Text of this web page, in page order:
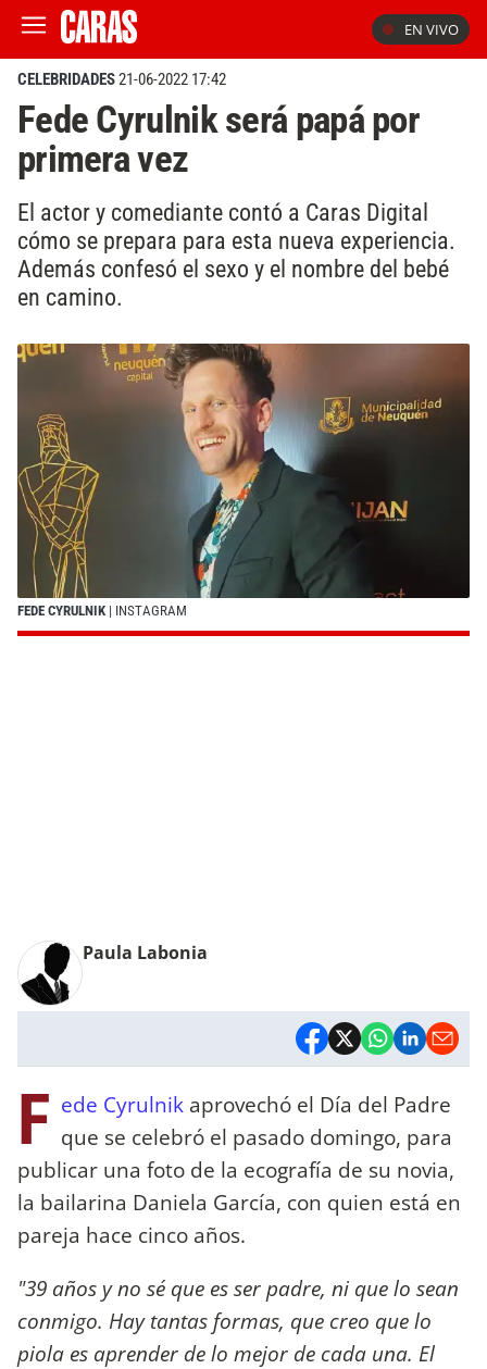
EN VIVO
CELEBRIDADES21-06-2022 17:42
Fede Cyrulnik será papá por
primera vez
El actor y comediante contó a Caras Digital
cómo se prepara para esta nueva experiencia.
Además confesó el sexo y el nombre del bebé
en camino.
FEDE CYRULNIK | INSTAGRAM
Paula Labonia
F ede Cyrulnik aprovechó el Día del Padre
que se celebró el pasado domingo, para
publicar una foto de la ecografía de su novia,
la bailarina Daniela García, con quien está en
pareja hace cinco años.
"39 años y no sé que es ser padre, ni que lo sean
conmigo. Hay tantas formas, que creo que lo
piola es aprender de lo mejor de cada una. El